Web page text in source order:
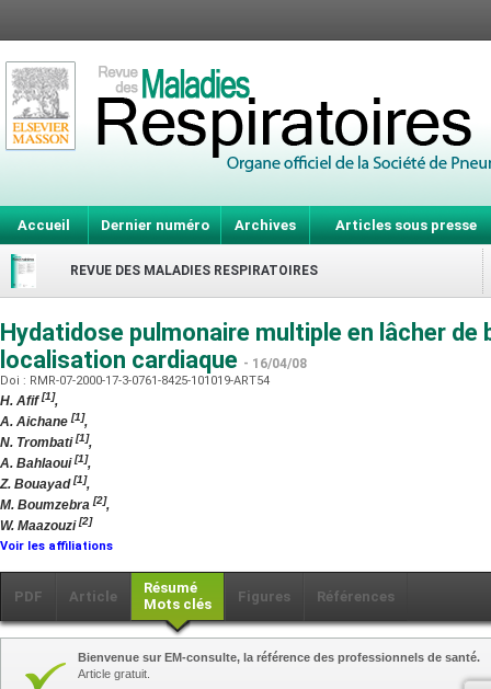
Accueil Dernier numéro Archives Articles sous presse
REVUE DES MALADIES RESPIRATOIRES
Hydatidose pulmonaire multiple en lâcher de
localisation cardiaque - 16/04/08
Doi : RMR-07-2000-17-3-0761-8425-101019-ART54
H. Afif[1],
A. Aichane [1],
N. Trombati[1],
A. Bahlaoui[1],
Z. Bouayad[1],
M. Boumzebra [2],
W. Maazouzi[2]
Voir les affiliations
PDF Article
Résumé
Mots clés
Figures Références
Bienvenue sur EM-consulte, la référence des professionnels de santé.
Article gratuit.